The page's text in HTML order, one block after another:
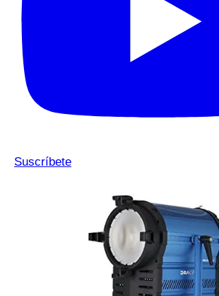
Suscríbete